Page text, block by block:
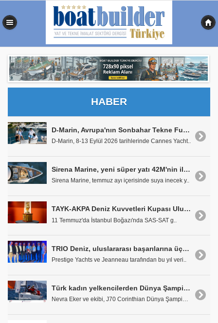
HABER
D-Marin, Avrupa'nın Sonbahar Tekne Fuarlarında Premium Marina Deneyiminin Geleceğini Sergileyecek
D-Marin, 8-13 Eylül 2026 tarihlerinde Cannes Yacht..
Sirena Marine, yeni süper yatı 42M'nin ilk satışını dünya lansmanı öncesinde gerçekleştirdi
Sirena Marine, temmuz ayı içerisinde suya inecek y..
TAYK-AKPA Deniz Kuvvetleri Kupası Uluslararası Yat Yarışı'nın 55. Yıl Basın Lansmanı Beşiktaş Deniz Müzesi'nde Gerçekleştirildi
11 Temmuz'da İstanbul Boğazı'nda SAS-SAT g..
TRIO Deniz, uluslararası başarılarına üç yeni ödül ekledi
Prestige Yachts ve Jeanneau tarafından bu yıl veri..
Türk kadın yelkencilerden Dünya Şampiyonası'nda birincilik
Nevra Eker ve ekibi, J70 Corinthian Dünya Şampiyon..
0,516 sn